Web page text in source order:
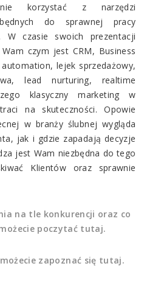
korzystać z narzędzi
do sprawnej pracy
W czasie swoich prezentacji
czym jest CRM, Business
lejek sprzedażowy,
lead nurturing, realtime
klasyczny marketing w
na skuteczności. Opowie
w branży ślubnej wygląda
jak i gdzie zapadają decyzje
jest Wam niezbędna do tego
Klientów oraz sprawnie
na tle konkurencji oraz co
poczytać tutaj.
zapoznać się tutaj.